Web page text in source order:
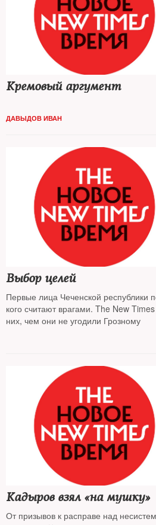
Кремовый аргумент
ДАВЫДОВ ИВАН
Выбор целей
Первые лица Чеченской республики
кого считают врагами. The New
них, чем они не угодили Грозному
Кадыров взял «на мушку»
От призывов к расправе над